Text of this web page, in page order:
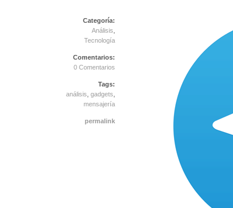
Categoría:
Análisis
Tecnología
Comentarios:
0 Comentarios
Tags:
análisis gadgets
mensajería
permalink